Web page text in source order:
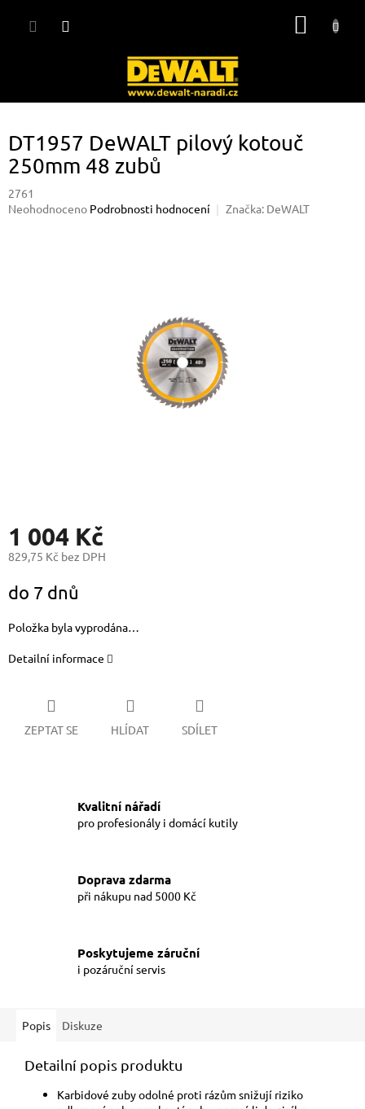
DT1957 DeWALT pilový kotouč
250mm 48 zubů
2761
Průměrné
Neohodnoceno Podrobnosti hodnocení Značka: DeWALT
1 004 Kč
829,75 Kč bez DPH
cena:
do 7 dnů
Položka byla vyprodána…
Detailní informace
ZEPTAT SE HLÍDAT SDÍLET
Kvalitní nářadí
pro profesionály i domácí kutily
Doprava zdarma
při nákupu nad 5000 Kč
Poskytujeme záruční
i pozáruční servis
Popis Diskuze
Detailní popis produktu
Karbidové zuby odolné proti rázům snižují riziko